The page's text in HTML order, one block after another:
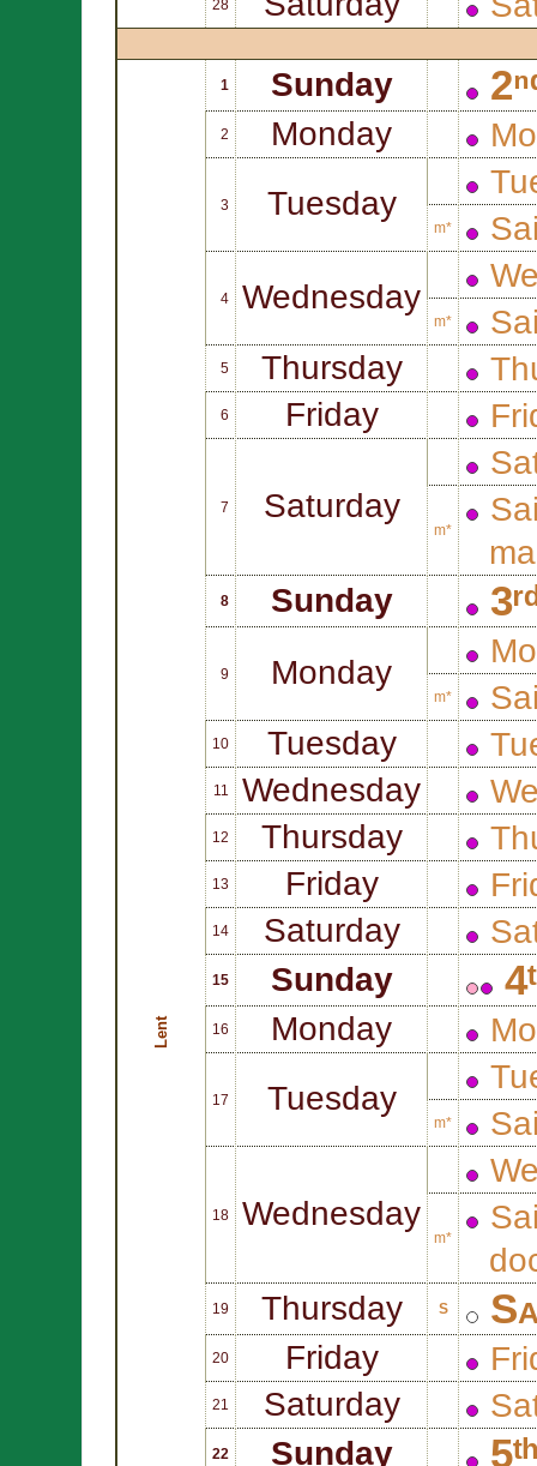
28
Lent
1 Sunday
2 Monday
3 Tuesday
m*
4 Wednesday
m*
5 Thursday
6 Friday
7 Saturday
m*
8 Sunday
9 Monday
m*
10 Tuesday
11 Wednesday
12 Thursday
13 Friday
14 Saturday
15 Sunday
16 Monday
17 Tuesday
m*
18 Wednesday
m*
19 Thursday S
20 Friday
21 Saturday
22 Sunday